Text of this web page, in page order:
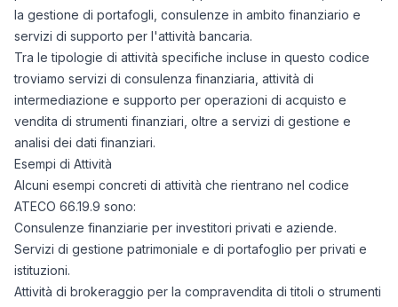
la gestione di portafogli, consulenze in ambito finanziario e
servizi di supporto per l'attività bancaria.
Tra le tipologie di attività specifiche incluse in questo codice
troviamo servizi di consulenza finanziaria, attività di
intermediazione e supporto per operazioni di acquisto e
vendita di strumenti finanziari, oltre a servizi di gestione e
analisi dei dati finanziari.
Esempi di Attività
Alcuni esempi concreti di attività che rientrano nel codice
ATECO 66.19.9 sono:
Consulenze finanziarie per investitori privati e aziende.
Servizi di gestione patrimoniale e di portafoglio per privati e
istituzioni.
Attività di brokeraggio per la compravendita di titoli o strumenti